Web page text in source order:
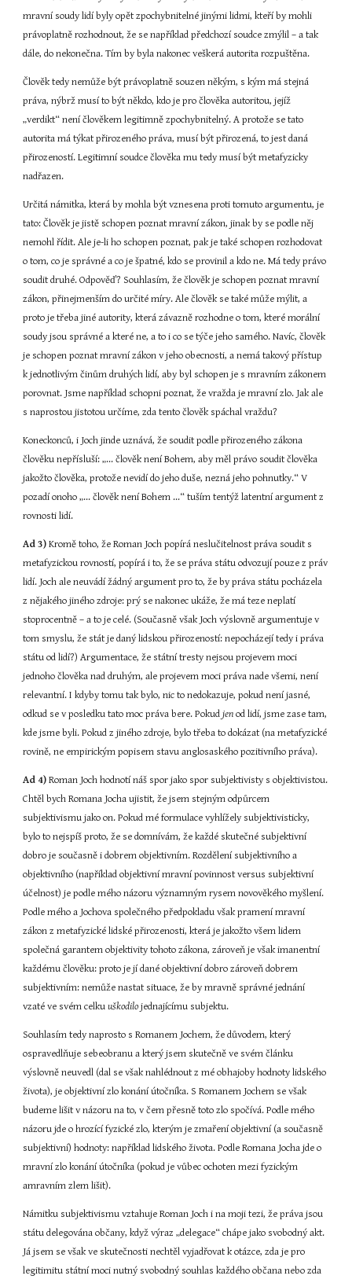
mravní soudy lidí byly opět zpochybnitelné jinými lidmi, kteří by mohli
právoplatně rozhodnout, že se například předchozí soudce zmýlil – a tak
dále, do nekonečna. Tím by byla nakonec veškerá autorita rozpuštěna.
Člověk tedy nemůže být právoplatně souzen někým, s kým má stejná
práva, nýbrž musí to být někdo, kdo je pro člověka autoritou, jejíž
„verdikt“ není člověkem legitimně zpochybnitelný. A protože se tato
autorita má týkat přirozeného práva, musí být přirozená, to jest daná
přirozeností. Legitimní soudce člověka mu tedy musí být metafyzicky
nadřazen.
Určitá námitka, která by mohla být vznesena proti tomuto argumentu, je
tato: Člověk je jistě schopen poznat mravní zákon, jinak by se podle něj
nemohl řídit. Ale je-li ho schopen poznat, pak je také schopen rozhodovat
o tom, co je správné a co je špatné, kdo se provinil a kdo ne. Má tedy právo
soudit druhé. Odpověď? Souhlasím, že člověk je schopen poznat mravní
zákon, přinejmenším do určité míry. Ale člověk se také může mýlit, a
proto je třeba jiné autority, která závazně rozhodne o tom, které morální
soudy jsou správné a které ne, a to i co se týče jeho samého. Navíc, člověk
je schopen poznat mravní zákon v jeho obecnosti, a nemá takový přístup
k jednotlivým činům druhých lidí, aby byl schopen je s mravním zákonem
porovnat. Jsme například schopni poznat, že vražda je mravní zlo. Jak ale
s naprostou jistotou určíme, zda tento člověk spáchal vraždu?
Koneckonců, i Joch jinde uznává, že soudit podle přirozeného zákona
člověku nepřísluší: „... člověk není Bohem, aby měl právo soudit člověka
jakožto člověka, protože nevidí do jeho duše, nezná jeho pohnutky.“ V
pozadí onoho „... člověk není Bohem ...“ tuším tentýž latentní argument z
rovnosti lidí.
Ad 3) Kromě toho, že Roman Joch popírá neslučitelnost práva soudit s
metafyzickou rovností, popírá i to, že se práva státu odvozují pouze z práv
lidí. Joch ale neuvádí žádný argument pro to, že by práva státu pocházela
z nějakého jiného zdroje: prý se nakonec ukáže, že má teze neplatí
stoprocentně – a to je celé. (Současně však Joch výslovně argumentuje v
tom smyslu, že stát je daný lidskou přirozeností: nepocházejí tedy i práva
státu od lidí?) Argumentace, že státní tresty nejsou projevem moci
jednoho člověka nad druhým, ale projevem moci práva nade všemi, není
relevantní. I kdyby tomu tak bylo, nic to nedokazuje, pokud není jasné,
odkud se v posledku tato moc práva bere. Pokud jen od lidí, jsme zase tam,
kde jsme byli. Pokud z jiného zdroje, bylo třeba to dokázat (na metafyzické
rovině, ne empirickým popisem stavu anglosaského pozitivního práva).
Ad 4) Roman Joch hodnotí náš spor jako spor subjektivisty s objektivistou.
Chtěl bych Romana Jocha ujistit, že jsem stejným odpůrcem
subjektivismu jako on. Pokud mé formulace vyhlížely subjektivisticky,
bylo to nejspíš proto, že se domnívám, že každé skutečné subjektivní
dobro je současně i dobrem objektivním. Rozdělení subjektivního a
objektivního (například objektivní mravní povinnost versus subjektivní
účelnost) je podle mého názoru významným rysem novověkého myšlení.
Podle mého a Jochova společného předpokladu však pramení mravní
zákon z metafyzické lidské přirozenosti, která je jakožto všem lidem
společná garantem objektivity tohoto zákona, zároveň je však imanentní
každému člověku: proto je jí dané objektivní dobro zároveň dobrem
subjektivním: nemůže nastat situace, že by mravně správné jednání
vzaté ve svém celku uškodilo jednajícímu subjektu.
Souhlasím tedy naprosto s Romanem Jochem, že důvodem, který
ospravedlňuje sebeobranu a který jsem skutečně ve svém článku
výslovně neuvedl (dal se však nahlédnout z mé obhajoby hodnoty lidského
života), je objektivní zlo konání útočníka. S Romanem Jochem se však
budeme lišit v názoru na to, v čem přesně toto zlo spočívá. Podle mého
názoru jde o hrozící fyzické zlo, kterým je zmaření objektivní (a současně
subjektivní) hodnoty: například lidského života. Podle Romana Jocha jde o
mravní zlo konání útočníka (pokud je vůbec ochoten mezi fyzickým
amravním zlem lišit).
Námitku subjektivismu vztahuje Roman Joch i na moji tezi, že práva jsou
státu delegována občany, když výraz „delegace“ chápe jako svobodný akt.
Já jsem se však ve skutečnosti nechtěl vyjadřovat k otázce, zda je pro
legitimitu státní moci nutný svobodný souhlas každého občana nebo zda